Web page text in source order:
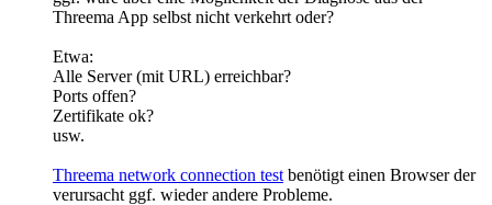
Threema App selbst nicht verkehrt oder?
Etwa:
Alle Server (mit URL) erreichbar?
Ports offen?
Zertifikate ok?
usw.
Threema network connection test benötigt einen Browser der
verursacht ggf. wieder andere Probleme.